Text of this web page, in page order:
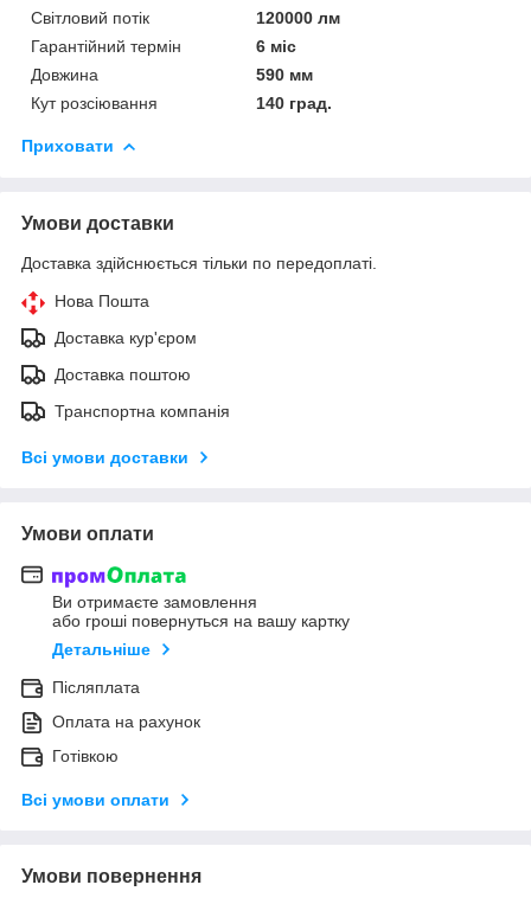
Світловий потік
120000 лм
Гарантійний термін
6 міс
Довжина
590 мм
Кут розсіювання
140 град.
Приховати
Умови доставки
Доставка здійснюється тільки по передоплаті.
Нова Пошта
Доставка кур'єром
Доставка поштою
Транспортна компанія
Всі умови доставки
Умови оплати
Ви отримаєте замовлення
або гроші повернуться на вашу картку
Детальніше
Післяплата
Оплата на рахунок
Готівкою
Всі умови оплати
Умови повернення